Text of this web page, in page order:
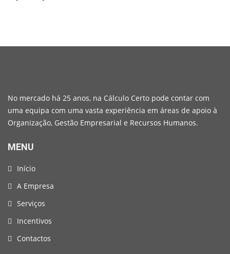
No mercado há 25 anos, na Cálculo Certo pode contar com
uma equipa com uma vasta experiência em áreas de apoio à
Organização, Gestão Empresarial e Recursos Humanos.
MENU
Início
A Empresa
Serviços
Incentivos
Contactos